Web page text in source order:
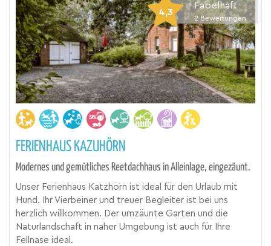
4,3
Fabelhaft
2 Bewertungen
FERIENHAUS KAZUHÖRN
Modernes und gemütliches Reetdachhaus in Alleinlage, eingezäunt.
Unser Ferienhaus Katzhörn ist ideal für den Urlaub mit
Hund. Ihr Vierbeiner und treuer Begleiter ist bei uns
herzlich willkommen. Der umzäunte Garten und die
Naturlandschaft in naher Umgebung ist auch für Ihre
Fellnase ideal.